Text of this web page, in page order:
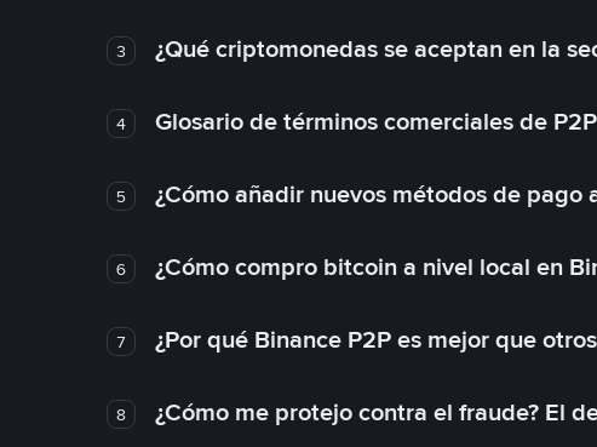
3 ¿Qué criptomonedas se aceptan en la
4 Glosario de términos comerciales de P2P
5 ¿Cómo añadir nuevos métodos de pago
6 ¿Cómo compro bitcoin a nivel local en
7 ¿Por qué Binance P2P es mejor que
8 ¿Cómo me protejo contra el fraude? El